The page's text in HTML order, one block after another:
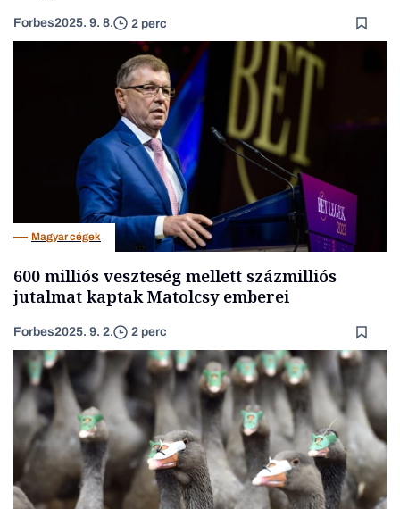
Forbes2025. 9. 8. 2 perc
Magyar cégek
600 milliós veszteség mellett százmilliós
jutalmat kaptak Matolcsy emberei
Forbes2025. 9. 2. 2 perc